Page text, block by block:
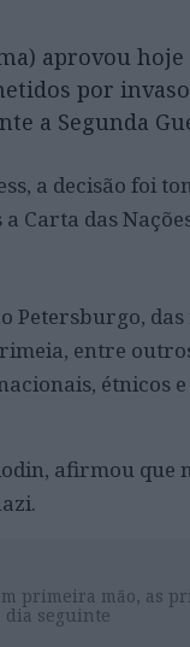
aprovou hoje
por
a Segunda
a decisão foi
Carta das
Petersburgo,
entre
étnicos
afirmou que
primeira mão, as
dia seguinte